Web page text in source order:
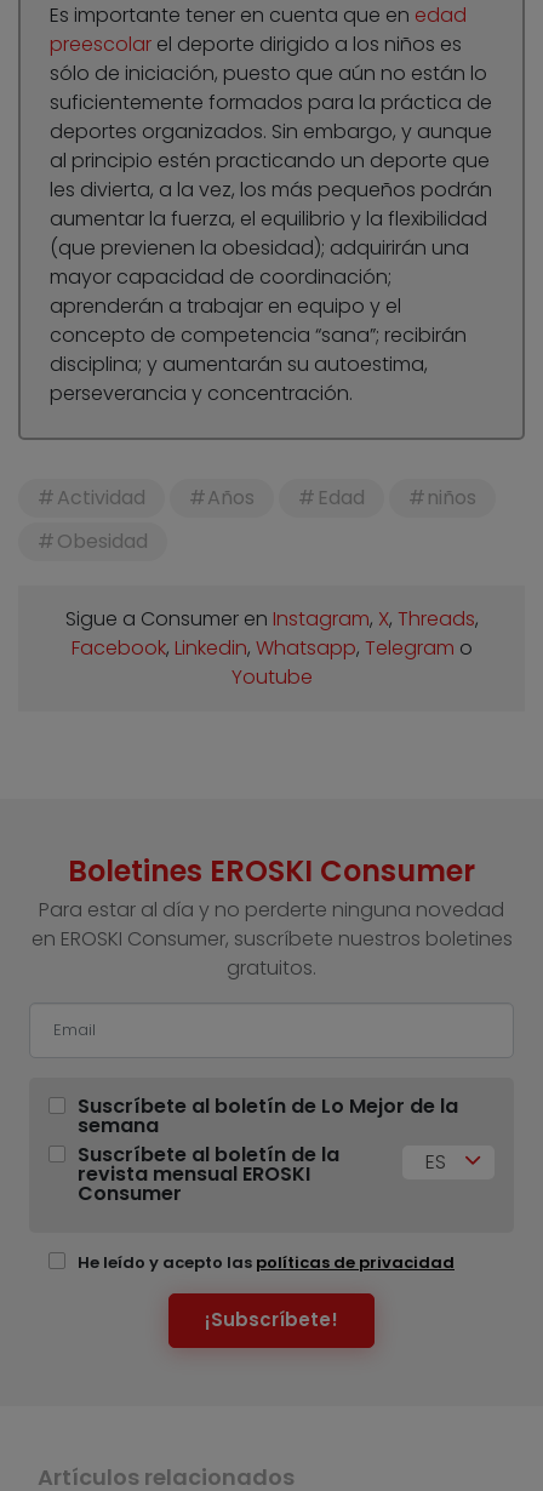
Es importante tener en cuenta que en edad
preescolar el deporte dirigido a los niños es
sólo de iniciación, puesto que aún no están lo
suficientemente formados para la práctica de
deportes organizados. Sin embargo, y aunque
al principio estén practicando un deporte que
les divierta, a la vez, los más pequeños podrán
aumentar la fuerza, el equilibrio y la flexibilidad
(que previenen la obesidad); adquirirán una
mayor capacidad de coordinación;
aprenderán a trabajar en equipo y el
concepto de competencia “sana”; recibirán
disciplina; y aumentarán su autoestima,
perseverancia y concentración.
Actividad Años Edad
niños
Obesidad
Sigue a Consumer en Instagram, X, Threads,
Facebook, Linkedin, Whatsapp, Telegram o
Youtube
Boletines EROSKI Consumer
Para estar al día y no perderte ninguna novedad
en EROSKI Consumer, suscríbete nuestros boletines
gratuitos.
Suscríbete al boletín de Lo Mejor de la
semana
Suscríbete al boletín de la
revista mensual EROSKI
Consumer
ES
He leído y acepto las políticas de privacidad
¡Subscríbete!
Artículos relacionados